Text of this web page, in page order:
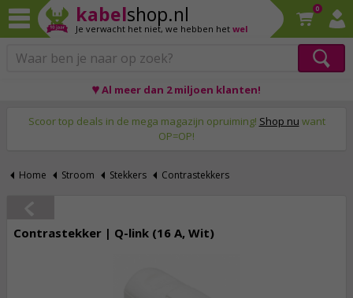
kabelshop.nl
Je verwacht het niet, we hebben het wel
0
♥ Al meer dan 2 miljoen klanten!
Scoor top deals in de mega magazijn opruiming! Shop nu want
OP=OP!
Home Stroom Stekkers Contrastekkers
Contrastekker | Q-link (16 A, Wit)